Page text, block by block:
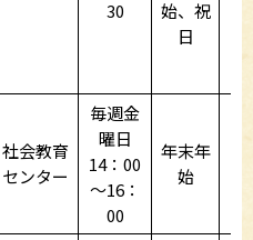
30
始、祝
日
社会教育
センター
毎週金
曜日
14：00
～16：
00
年末年
始